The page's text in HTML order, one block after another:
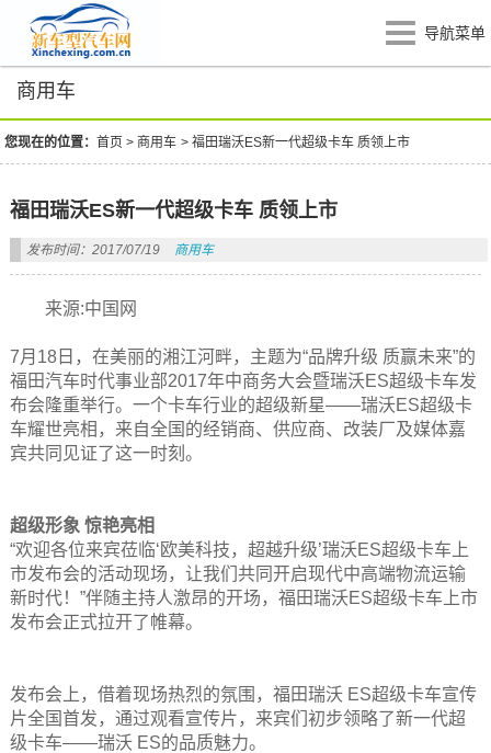
导航菜单
商用车
您现在的位置：首页 > 商用车 >福田瑞沃ES新一代超级卡车 质领上市
福田瑞沃ES新一代超级卡车 质领上市
发布时间：2017/07/19 商用车
来源:中国网
7月18日，在美丽的湘江河畔，主题为“品牌升级 质赢未来”的
福田汽车时代事业部2017年中商务大会暨瑞沃ES超级卡车发
布会隆重举行。一个卡车行业的超级新星——瑞沃ES超级卡
车耀世亮相，来自全国的经销商、供应商、改装厂及媒体嘉
宾共同见证了这一时刻。
超级形象 惊艳亮相
“欢迎各位来宾莅临‘欧美科技，超越升级’瑞沃ES超级卡车上
市发布会的活动现场，让我们共同开启现代中高端物流运输
新时代！”伴随主持人激昂的开场，福田瑞沃ES超级卡车上市
发布会正式拉开了帷幕。
发布会上，借着现场热烈的氛围，福田瑞沃 ES超级卡车宣传
片全国首发，通过观看宣传片，来宾们初步领略了新一代超
级卡车——瑞沃 ES的品质魅力。